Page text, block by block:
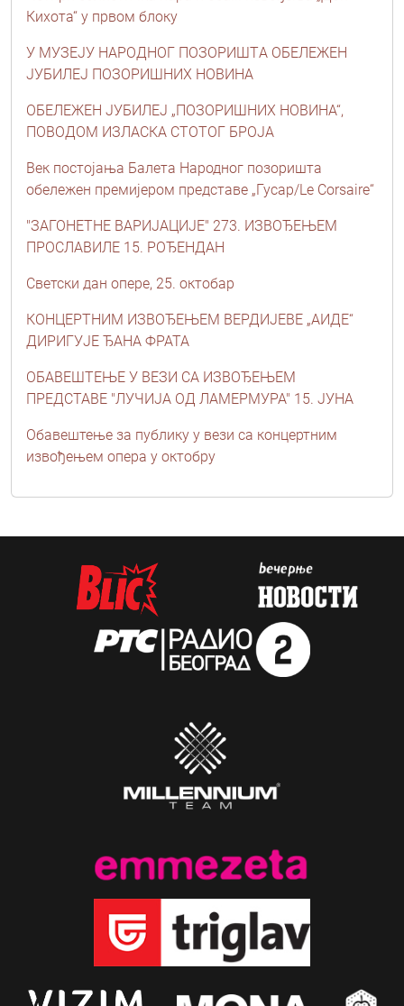
Кихота“ у првом блоку
У МУЗЕЈУ НAРОДНОГ ПОЗОРИШТA ОБЕЛЕЖЕН
ЈУБИЛЕЈ ПОЗОРИШНИХ НОВИНA
ОБЕЛЕЖЕН ЈУБИЛЕЈ „ПОЗОРИШНИХ НОВИНА“,
ПОВОДОМ ИЗЛАСКА СТОТОГ БРОЈА
Век постојања Балета Народног позоришта
обележен премијером представе „Гусар/Le Corsaire“
"ЗАГОНЕТНЕ ВАРИЈАЦИЈЕ" 273. ИЗВОЂЕЊЕМ
ПРОСЛАВИЛЕ 15. РОЂЕНДАН
Светски дан опере, 25. октобар
КОНЦЕРТНИМ ИЗВОЂЕЊЕМ ВЕРДИЈЕВЕ „АИДЕ“
ДИРИГУЈЕ ЂАНА ФРАТА
ОБАВЕШТЕЊЕ У ВЕЗИ СА ИЗВОЂЕЊЕМ
ПРЕДСТАВЕ "ЛУЧИЈА ОД ЛАМЕРМУРА" 15. ЈУНА
Обавештење за публику у вези са концертним
извођењем опера у октобру